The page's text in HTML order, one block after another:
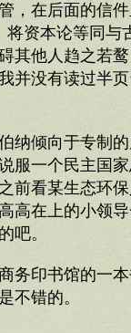
，在后面的信
资本论等同与
其他人趋之若
并没有读过半
纳倾向于专制
服一个民主国
前看某生态环
高在上的小领
吧。
务印书馆的一
不错的。